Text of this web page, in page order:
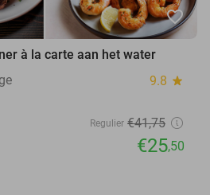
favorite_border
à la carte aan het water
9.8 star
Regulier €41,75
€25,50